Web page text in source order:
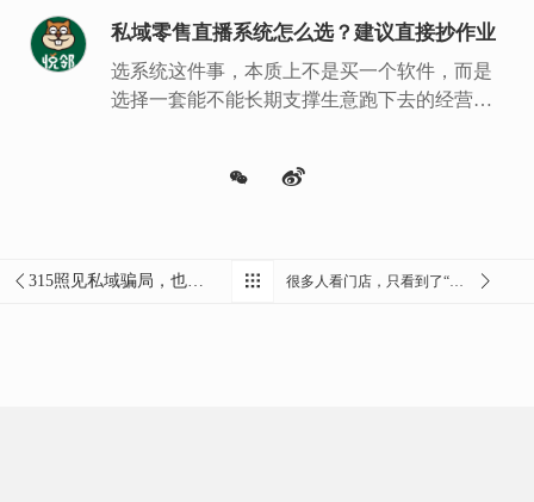
私域零售直播系统怎么选？建议直接抄作业
选系统这件事，本质上不是买一个软件，而是
选择一套能不能长期支撑生意跑下去的经营底
315照见私域骗局，也照见私域正道 很多人看门店，只看到了“前台”